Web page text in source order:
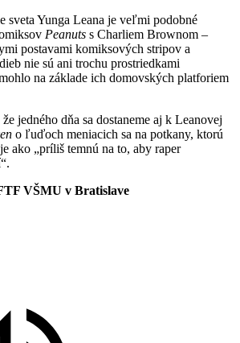
sveta Yunga Leana je veľmi podobné
Peanuts s Charliem Brownom –
postavami komiksových stripov a
nie sú ani trochu prostriedkami
na základe ich domovských platforiem
jedného dňa sa dostaneme aj k Leanovej
o ľuďoch meniacich sa na potkany, ktorú
ako „príliš temnú na to, aby raper
VŠMU v Bratislave